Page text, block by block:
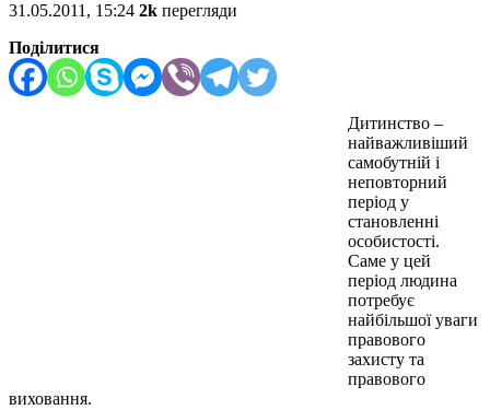
31.05.2011, 15:24 2k перегляди
Поділитися
Дитинство –
найважливіший
самобутній і
неповторний
період у
становленні
особистості.
Саме у цей
період людина
потребує
найбільшої уваги
правового
захисту та
правового
виховання.